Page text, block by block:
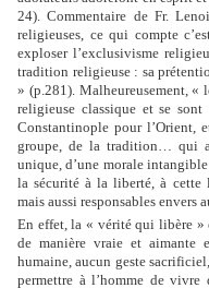
24). Commentaire de Fr.
religieuses, ce qui compte
exploser l’exclusivisme
tradition religieuse : sa
» (p.281). Malheureusement, «
religieuse classique et se sont
Constantinople pour l’Orient,
groupe, de la tradition… qui
unique, d’une morale
la sécurité à la liberté, à cette
mais aussi responsables envers
En effet, la « vérité qui libère »
de manière vraie et
humaine, aucun geste
permettre à l’homme de